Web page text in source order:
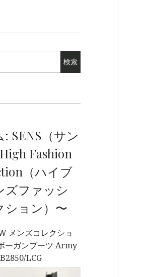
SENS（サン
Fashion
（ハイブ
ズファッシ
ション）〜
メンズコレクショ
ーガンブーツ Army
LCG